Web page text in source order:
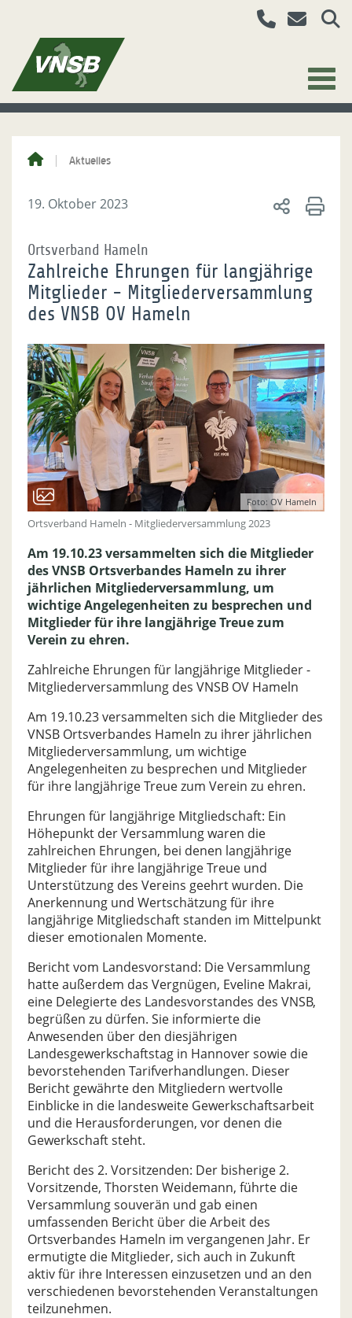
Aktuelles
19. Oktober 2023
Ortsverband Hameln
Zahlreiche Ehrungen für langjährige
Mitglieder - Mitgliederversammlung
des VNSB OV Hameln
Foto: OV Hameln
Ortsverband Hameln - Mitgliederversammlung 2023
Am 19.10.23 versammelten sich die Mitglieder
des VNSB Ortsverbandes Hameln zu ihrer
jährlichen Mitgliederversammlung, um
wichtige Angelegenheiten zu besprechen und
Mitglieder für ihre langjährige Treue zum
Verein zu ehren.
Zahlreiche Ehrungen für langjährige Mitglieder -
Mitgliederversammlung des VNSB OV Hameln
Am 19.10.23 versammelten sich die Mitglieder des
VNSB Ortsverbandes Hameln zu ihrer jährlichen
Mitgliederversammlung, um wichtige
Angelegenheiten zu besprechen und Mitglieder
für ihre langjährige Treue zum Verein zu ehren.
Ehrungen für langjährige Mitgliedschaft: Ein
Höhepunkt der Versammlung waren die
zahlreichen Ehrungen, bei denen langjährige
Mitglieder für ihre langjährige Treue und
Unterstützung des Vereins geehrt wurden. Die
Anerkennung und Wertschätzung für ihre
langjährige Mitgliedschaft standen im Mittelpunkt
dieser emotionalen Momente.
Bericht vom Landesvorstand: Die Versammlung
hatte außerdem das Vergnügen, Eveline Makrai,
eine Delegierte des Landesvorstandes des VNSB,
begrüßen zu dürfen. Sie informierte die
Anwesenden über den diesjährigen
Landesgewerkschaftstag in Hannover sowie die
bevorstehenden Tarifverhandlungen. Dieser
Bericht gewährte den Mitgliedern wertvolle
Einblicke in die landesweite Gewerkschaftsarbeit
und die Herausforderungen, vor denen die
Gewerkschaft steht.
Bericht des 2. Vorsitzenden: Der bisherige 2.
Vorsitzende, Thorsten Weidemann, führte die
Versammlung souverän und gab einen
umfassenden Bericht über die Arbeit des
Ortsverbandes Hameln im vergangenen Jahr. Er
ermutigte die Mitglieder, sich auch in Zukunft
aktiv für ihre Interessen einzusetzen und an den
verschiedenen bevorstehenden Veranstaltungen
teilzunehmen.